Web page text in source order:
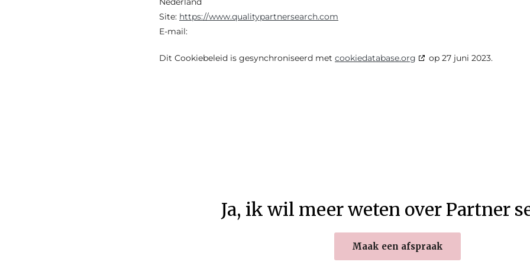
Site: https://www.qualitypartnersearch.com
E-mail:
Dit Cookiebeleid is gesynchroniseerd met cookiedatabase.org op 27 juni 2023.
Ja, ik wil meer weten over Partner
Maak een afspraak